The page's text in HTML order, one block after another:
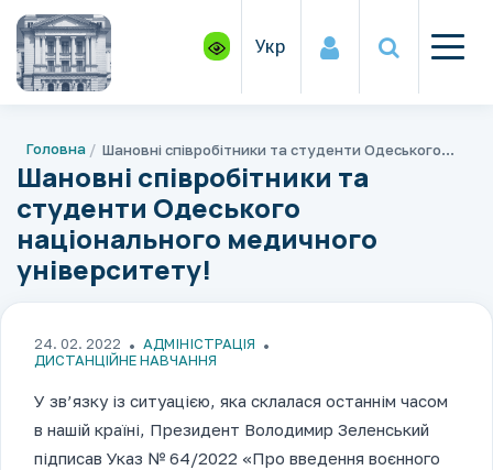
Укр
Головна Шановні співробітники та студенти Одеського національного медичного університету!
Шановні співробітники та
студенти Одеського
національного медичного
університету!
24. 02. 2022
АДМІНІСТРАЦІЯ
ДИСТАНЦІЙНЕ НАВЧАННЯ
У зв’язку із ситуацією, яка склалася останнім часом
в нашій країні, Президент Володимир Зеленський
підписав Указ № 64/2022 «Про введення воєнного